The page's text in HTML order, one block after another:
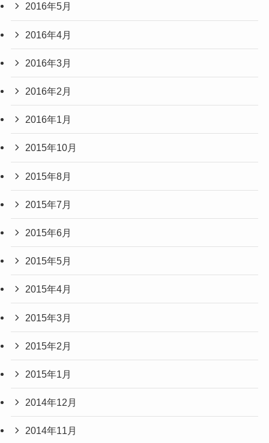
2016年5月
2016年4月
2016年3月
2016年2月
2016年1月
2015年10月
2015年8月
2015年7月
2015年6月
2015年5月
2015年4月
2015年3月
2015年2月
2015年1月
2014年12月
2014年11月